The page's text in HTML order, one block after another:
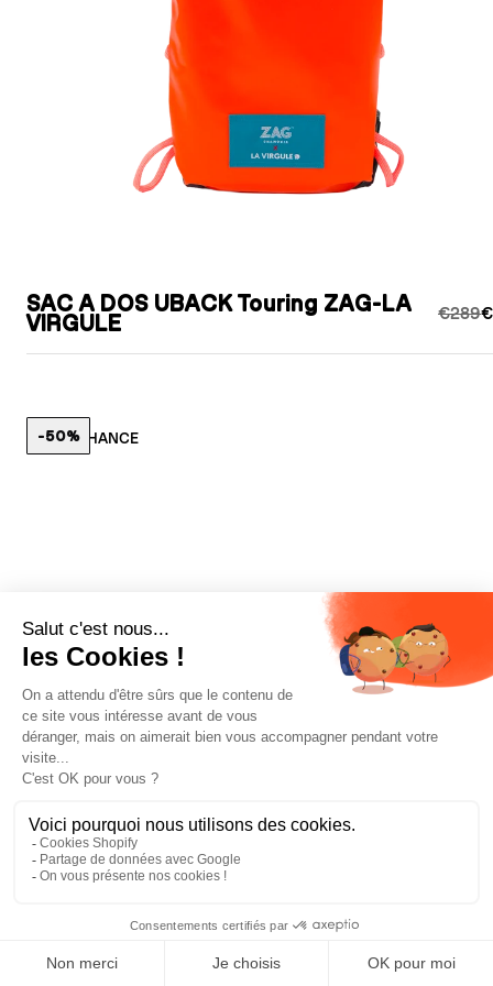
SAC A DOS UBACK Touring ZAG-LA
VIRGULE
€289
LAST CHANCE
-50%